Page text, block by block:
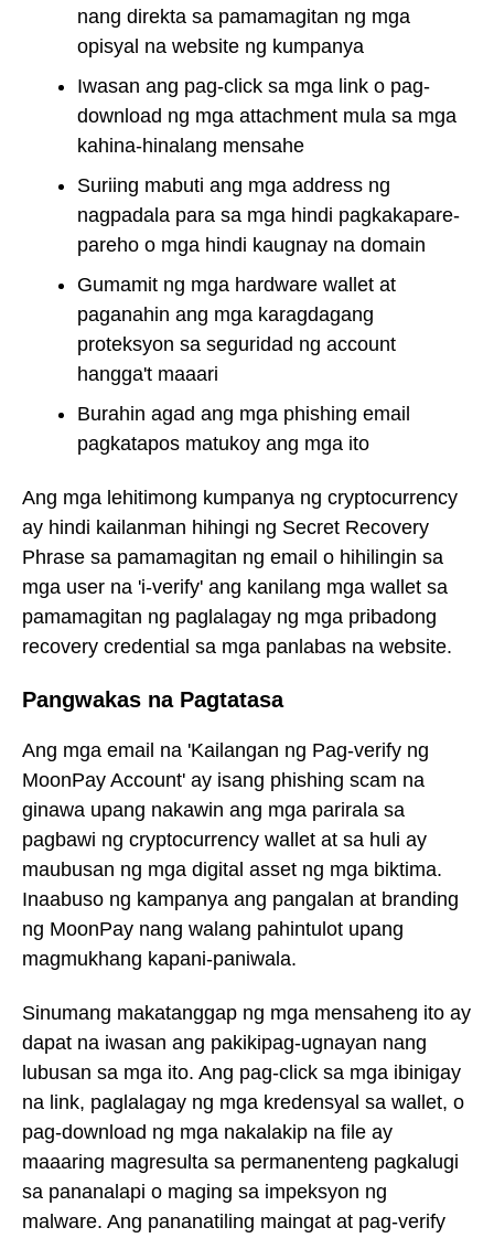
nang direkta sa pamamagitan ng mga
opisyal na website ng kumpanya
Iwasan ang pag-click sa mga link o pag-
download ng mga attachment mula sa mga
kahina-hinalang mensahe
Suriing mabuti ang mga address ng
nagpadala para sa mga hindi pagkakapare-
pareho o mga hindi kaugnay na domain
Gumamit ng mga hardware wallet at
paganahin ang mga karagdagang
proteksyon sa seguridad ng account
hangga't maaari
Burahin agad ang mga phishing email
pagkatapos matukoy ang mga ito
Ang mga lehitimong kumpanya ng cryptocurrency
ay hindi kailanman hihingi ng Secret Recovery
Phrase sa pamamagitan ng email o hihilingin sa
mga user na 'i-verify' ang kanilang mga wallet sa
pamamagitan ng paglalagay ng mga pribadong
recovery credential sa mga panlabas na website.
Pangwakas na Pagtatasa
Ang mga email na 'Kailangan ng Pag-verify ng
MoonPay Account' ay isang phishing scam na
ginawa upang nakawin ang mga parirala sa
pagbawi ng cryptocurrency wallet at sa huli ay
maubusan ng mga digital asset ng mga biktima.
Inaabuso ng kampanya ang pangalan at branding
ng MoonPay nang walang pahintulot upang
magmukhang kapani-paniwala.
Sinumang makatanggap ng mga mensaheng ito ay
dapat na iwasan ang pakikipag-ugnayan nang
lubusan sa mga ito. Ang pag-click sa mga ibinigay
na link, paglalagay ng mga kredensyal sa wallet, o
pag-download ng mga nakalakip na file ay
maaaring magresulta sa permanenteng pagkalugi
sa pananalapi o maging sa impeksyon ng
malware. Ang pananatiling maingat at pag-verify